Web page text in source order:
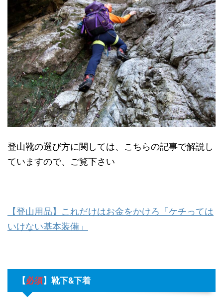
登山靴の選び方に関しては、こちらの記事で解説し
ていますので、ご覧下さい
【登山用品】これだけはお金をかけろ「ケチっては
いけない基本装備」
【必須】 靴下&下着